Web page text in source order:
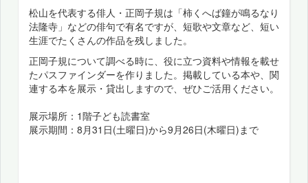
松山を代表する俳人・正岡子規は「柿くへば鐘が鳴るなり
法隆寺」などの俳句で有名ですが、短歌や文章など、短い
生涯でたくさんの作品を残しました。
正岡子規について調べる時に、役に立つ資料や情報を載せ
たパスファインダーを作りました。掲載している本や、関
連する本を展示・貸出しますので、ぜひご活用ください。
展示場所：1階子ども読書室
展示期間：8月31日(土曜日)から9月26日(木曜日)まで